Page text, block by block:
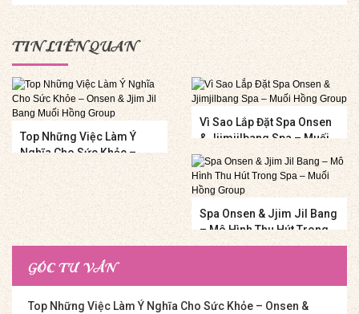
TIN LIÊN QUAN
Top Những Việc Làm Ý
Nghĩa Cho Sức Khỏe –
Onsen & Jjim Jil Bang
Muối Hồng Group
Vì Sao Lắp Đặt Spa Onsen
& Jjimjilbang Spa – Muối
Hồng Group
Spa Onsen & Jjim Jil Bang
– Mô Hình Thu Hút Trong
Spa – Muối Hồng Group
GÓC TƯ VẤN
Top Những Việc Làm Ý Nghĩa Cho Sức Khỏe – Onsen &